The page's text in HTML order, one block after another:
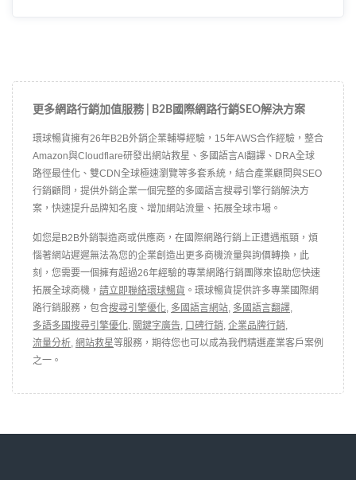
更多網路行銷加值服務 | B2B國際網路行銷SEO解決方案
環球暢貨擁有26年B2B外銷企業輔導經驗，15年AWS合作經驗，整合
Amazon與Cloudflare研發出網站救星、多國語言AI翻譯、DRA全球
路徑最佳化、雙CDN全球極速瀏覽等多套系統，結合產業顧問與SEO
行銷顧問，提供外銷企業一個完整的多國語言搜尋引擎行銷解決方
案，快速提升品牌知名度、增加網站流量、拓展全球市場。
如您是B2B外銷製造商或供應商，在國際網路行銷上正遭遇瓶頸，煩
惱著網站遲遲無法為您的企業創造出更多商機流量與詢價轉換，此
刻，您需要一個擁有超過26年經驗的專業網路行銷團隊來協助您快速
拓展全球商機， 請立即聯絡環球暢貨 。環球暢貨提供許多專業國際網
路行銷服務，包含搜尋引擎優化, 多國語言網站, 多國語言翻譯,
多語多國搜尋引擎優化, 關鍵字廣告, 口碑行銷, 企業品牌行銷,
流量分析, 網站救星等服務，期待您也可以成為我們精選產業客戶案例
之一。